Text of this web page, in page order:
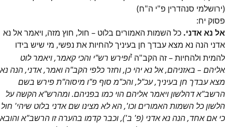
(ירושלמי סנהדרין פ"י ה"ח)
פסוק יח:
אל נא אדני. כל השמות האמורים בלוט – חול, חוץ מזה, ויאמר אל נא
אדני הנה נא מצא עבדך חן בעיניך להחיות את נפשי, מי שיש בידו
להמית ולהחיות – זה הקב"ה זופירש רש"י והכי קאמר, ויאמר לוט
אליהם – באזניהם, אל נא יהי כן, וחזר כלפי הקב"ה ואמר, אדני, הנה נא
מצא עבדך חן בעיניך, עכ"ל, והכ"מ סוף פ"ו מיסוה"ת פירש בשם
הרשב"א דהלשון ויאמר אליהם הוי כמו בפניהם. ומהרש"א הקשה על
הלשון כל השמות האמורים וכו', הא לא מצינו שם אדני בלוט שיהי' חול
כי אם אחד, הנה נא אדני (פ' ב'), וכבר קדמו בהערה זו הרשב"א והובא